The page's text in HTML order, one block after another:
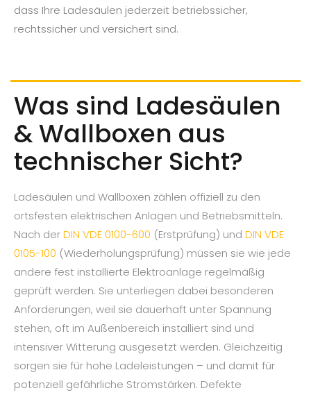
dass Ihre Ladesäulen jederzeit betriebssicher,
rechtssicher und versichert sind.
Was sind Ladesäulen
& Wallboxen aus
technischer Sicht?
Ladesäulen und Wallboxen zählen offiziell zu den
ortsfesten elektrischen Anlagen und Betriebsmitteln.
Nach derDIN VDE 0100-600 (Erstprüfung) und DIN VDE
0105-100 (Wiederholungsprüfung) müssen sie wie jede
andere fest installierte Elektroanlage regelmäßig
geprüft werden. Sie unterliegen dabei besonderen
Anforderungen, weil sie dauerhaft unter Spannung
stehen, oft im Außenbereich installiert sind und
intensiver Witterung ausgesetzt werden. Gleichzeitig
sorgen sie für hohe Ladeleistungen – und damit für
potenziell gefährliche Stromstärken. Defekte